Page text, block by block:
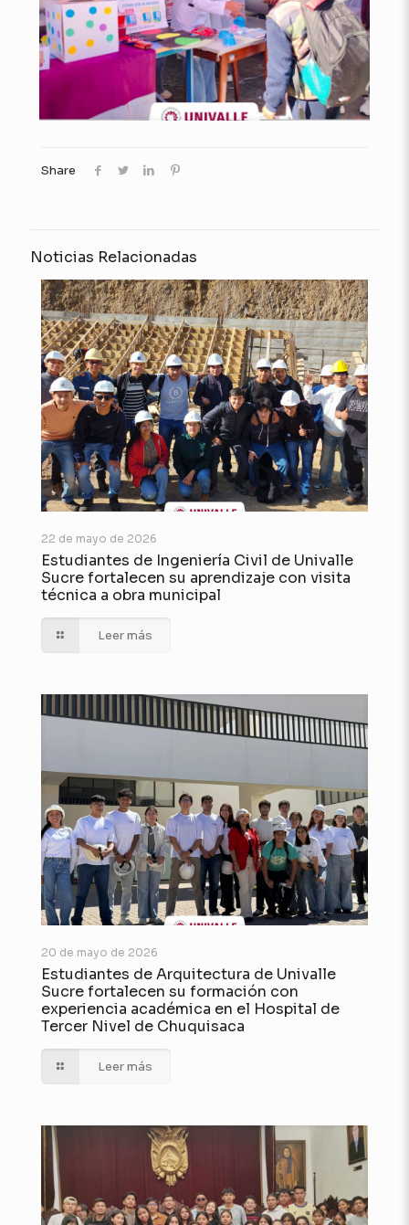
Share
Noticias Relacionadas
22 de mayo de 2026
Estudiantes de Ingeniería Civil de Univalle
Sucre fortalecen su aprendizaje con visita
técnica a obra municipal
Leer más
20 de mayo de 2026
Estudiantes de Arquitectura de Univalle
Sucre fortalecen su formación con
experiencia académica en el Hospital de
Tercer Nivel de Chuquisaca
Leer más